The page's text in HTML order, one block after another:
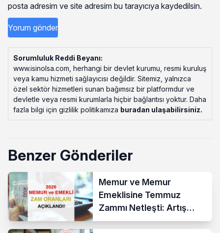
posta adresim ve site adresim bu tarayıcıya kaydedilsin.
Sorumluluk Reddi Beyanı:
www.isinolsa.com, herhangi bir devlet kurumu, resmi kuruluş
veya kamu hizmeti sağlayıcısı değildir. Sitemiz, yalnızca
özel sektör hizmetleri sunan bağımsız bir platformdur ve
devletle veya resmi kurumlarla hiçbir bağlantısı yoktur. Daha
fazla bilgi için gizlilik politikamıza buradan ulaşabilirsiniz.
Benzer Gönderiler
Memur ve Memur
Emeklisine Temmuz
Zammı Netleşti: Artış
Yüzde 13,52 Oldu